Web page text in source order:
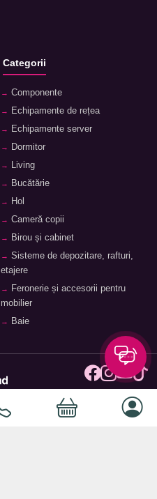
Categorii
Componente
Echipamente de rețea
Echipamente server
Dormitor
Living
Bucătărie
Hol
Cameră copii
Birou și cabinet
Sisteme de depozitare, rafturi,
etajere
Feronerie și accesorii pentru
mobilier
Baie